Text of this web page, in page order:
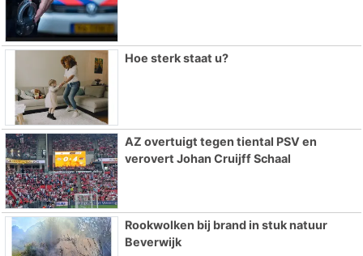
Hoe sterk staat u?
AZ overtuigt tegen tiental PSV en
verovert Johan Cruijff Schaal
Rookwolken bij brand in stuk natuur
Beverwijk